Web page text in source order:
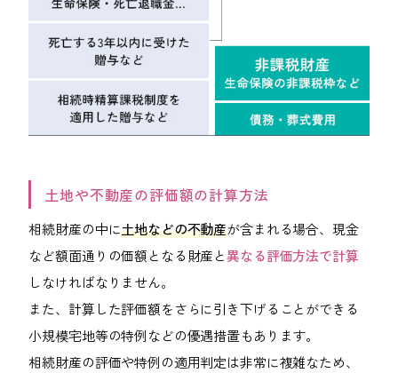
土地や不動産の評価額の計算方法
相続財産の中に土地などの不動産が含まれる場合、現金
など額面通りの価額となる財産と異なる評価方法で計算
しなければなりません。
また、計算した評価額をさらに引き下げることができる
小規模宅地等の特例などの優遇措置もあります。
相続財産の評価や特例の適用判定は非常に複雑なため、